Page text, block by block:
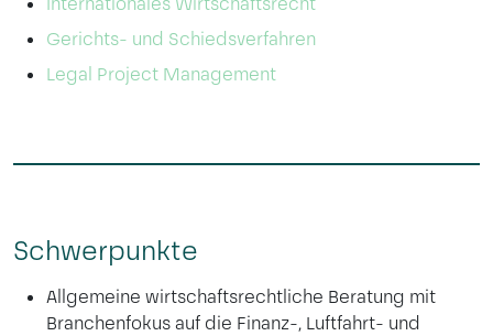
Gerichts- und Schiedsverfahren
Legal Project Management
Schwerpunkte
Allgemeine wirtschaftsrechtliche Beratung mit
Branchenfokus auf die Finanz-, Luftfahrt- und